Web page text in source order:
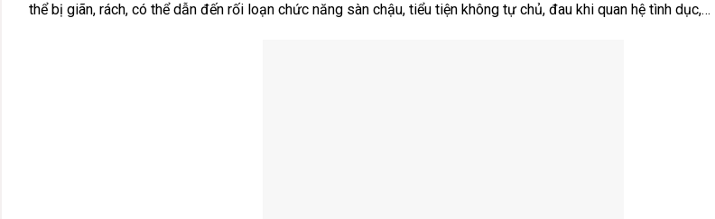
thể bị giãn, rách, có thể dẫn đến rối loạn chức năng sàn chậu, tiểu tiện không tự chủ, đau khi quan hệ tình dục,…